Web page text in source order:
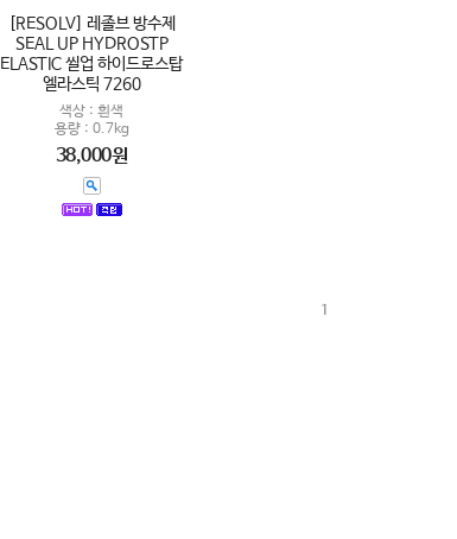
[RESOLV] 레졸브 방수제
SEAL UP HYDROSTP
ELASTIC 씰업 하이드로스탑
엘라스틱 7260
색상 : 흰색
용량 : 0.7kg
38,000원
1